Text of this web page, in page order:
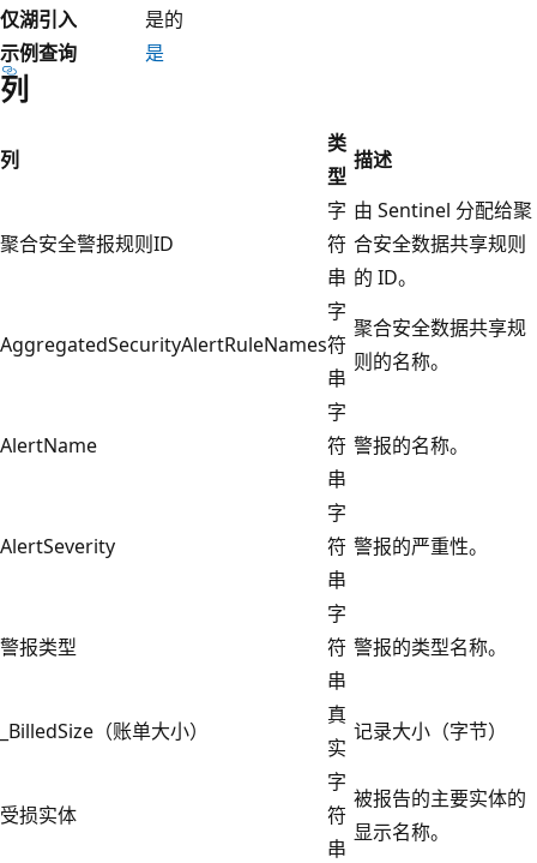
仅湖引入
是的
示例查询
是
列
列
类
型
描述
聚合安全警报规则ID
字
符
串
由 Sentinel 分配给聚
合安全数据共享规则
的 ID。
AggregatedSecurityAlertRuleNames
字
符
串
聚合安全数据共享规
则的名称。
AlertName
字
符
串
警报的名称。
AlertSeverity
字
符
串
警报的严重性。
警报类型
字
符
串
警报的类型名称。
_BilledSize（账单大小）
真
实
记录大小（字节）
受损实体
字
符
串
被报告的主要实体的
显示名称。